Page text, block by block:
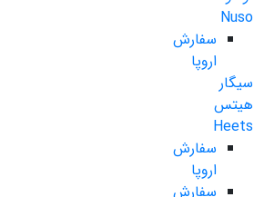
Nuso
سفارش
اروپا
سیگار
هیتس
Heets
سفارش
اروپا
سفارش